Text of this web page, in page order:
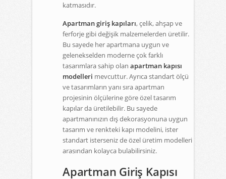
katmasıdır.
Apartman giriş kapıları, çelik, ahşap ve
ferforje gibi değişik malzemelerden üretilir.
Bu sayede her apartmana uygun ve
gelenekselden moderne çok farklı
tasarımlara sahip olan apartman kapısı
modelleri mevcuttur. Ayrıca standart ölçü
ve tasarımların yanı sıra apartman
projesinin ölçülerine göre özel tasarım
kapılar da üretilebilir. Bu sayede
apartmanınızın dış dekorasyonuna uygun
tasarım ve renkteki kapı modelini, ister
standart isterseniz de özel üretim modelleri
arasından kolayca bulabilirsiniz.
Apartman Giriş Kapısı